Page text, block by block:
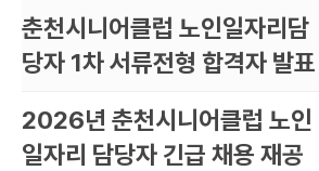
춘천시니어클럽 노인일자리담
당자 1차 서류전형 합격자 발표
2026년 춘천시니어클럽 노인
일자리 담당자 긴급 채용 재공